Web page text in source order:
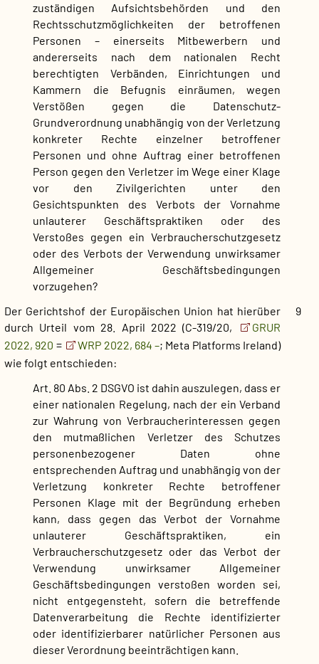
zuständigen Aufsichtsbehörden und den
Rechtsschutzmöglichkeiten der betroffenen
Personen – einerseits Mitbewerbern und
andererseits nach dem nationalen Recht
berechtigten Verbänden, Einrichtungen und
Kammern die Befugnis einräumen, wegen
Verstößen gegen die Datenschutz-
Grundverordnung unabhängig von der Verletzung
konkreter Rechte einzelner betroffener
Personen und ohne Auftrag einer betroffenen
Person gegen den Verletzer im Wege einer Klage
vor den Zivilgerichten unter den
Gesichtspunkten des Verbots der Vornahme
unlauterer Geschäftspraktiken oder des
Verstoßes gegen ein Verbraucherschutzgesetz
oder des Verbots der Verwendung unwirksamer
Allgemeiner Geschäftsbedingungen
vorzugehen?
9
Der Gerichtshof der Europäischen Union hat hierüber
durch Urteil vom 28. April 2022 (C-319/20,
GRUR
2022, 920 = WRP 2022, 684 –; Meta Platforms Ireland)
wie folgt entschieden:
Art. 80 Abs. 2 DSGVO ist dahin auszulegen, dass er
einer nationalen Regelung, nach der ein Verband
zur Wahrung von Verbraucherinteressen gegen
den mutmaßlichen Verletzer des Schutzes
personenbezogener Daten ohne
entsprechenden Auftrag und unabhängig von der
Verletzung konkreter Rechte betroffener
Personen Klage mit der Begründung erheben
kann, dass gegen das Verbot der Vornahme
unlauterer Geschäftspraktiken, ein
Verbraucherschutzgesetz oder das Verbot der
Verwendung unwirksamer Allgemeiner
Geschäftsbedingungen verstoßen worden sei,
nicht entgegensteht, sofern die betreffende
Datenverarbeitung die Rechte identifizierter
oder identifizierbarer natürlicher Personen aus
dieser Verordnung beeinträchtigen kann.